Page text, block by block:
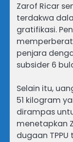
Zarof Ricar
terdakwa
gratifikasi.
memperberat
penjara
subsider 6
Selain itu,
51 kilogram
dirampas
menetapkan
dugaan TPPU